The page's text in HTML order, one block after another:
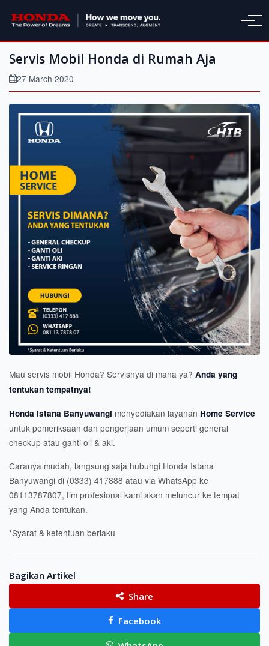
Servis Mobil Honda di Rumah Aja
27 March 2020
Mau servis mobil Honda? Servisnya di mana ya? Anda yang
tentukan tempatnya!
Honda Istana Banyuwangi menyediakan layanan Home Service
untuk pemeriksaan dan pengerjaan umum seperti general
checkup atau ganti oli & aki.
Caranya mudah, langsung saja hubungi Honda Istana
Banyuwangi di (0333) 417888 atau via WhatsApp ke
08113787807, tim profesional kami akan meluncur ke tempat
yang Anda tentukan.
*Syarat & ketentuan berlaku
Bagikan Artikel
Share
Facebook